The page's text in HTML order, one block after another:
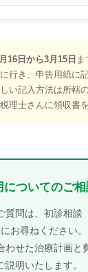
16日から3月15日
行き、申告用紙に
い記入方法は所轄
理士さんに領収書
についてのご
質問は、初診相談
お尋ねください。
わせた治療計画と
説明いたします。